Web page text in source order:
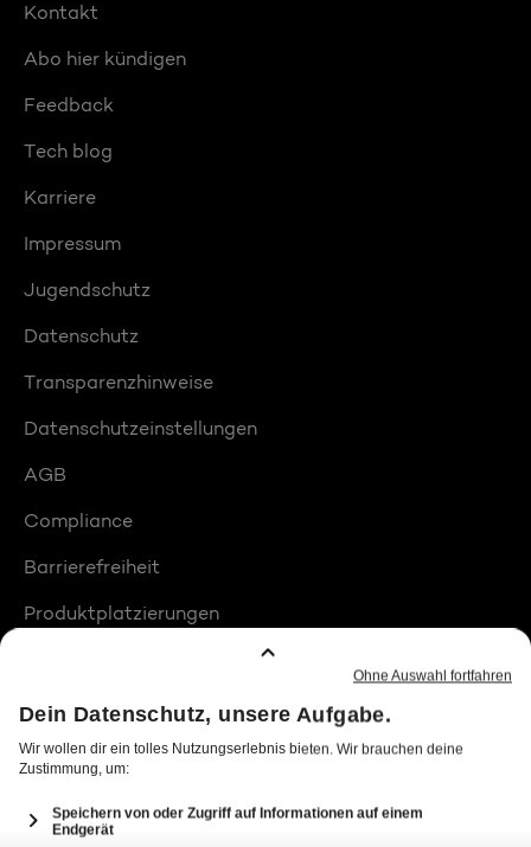
Kontakt
Abo hier kündigen
Feedback
Tech blog
Karriere
Impressum
Jugendschutz
Datenschutz
Transparenzhinweise
Datenschutzeinstellungen
AGB
Compliance
Barrierefreiheit
Produktplatzierungen